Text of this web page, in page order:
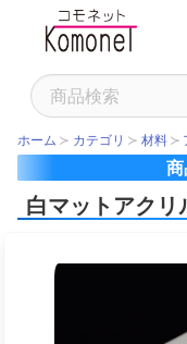
ホーム カテゴリ 材料
白マットアクリ